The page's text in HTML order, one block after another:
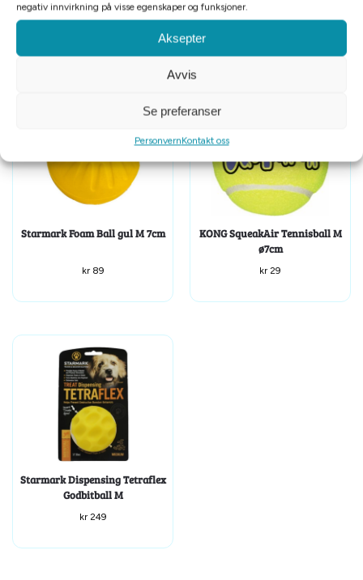
negativ innvirkning på visse egenskaper og funksjoner.
Aksepter
Avvis
Se preferanser
PersonvernKontakt oss
Tilleggsinformasjon
Relaterte produkter
Starmark Foam Ball gul M 7cm
kr89
KONG SqueakAir Tennisball M
ø7cm
kr 29
Starmark Dispensing Tetraflex
Godbitball M
kr249